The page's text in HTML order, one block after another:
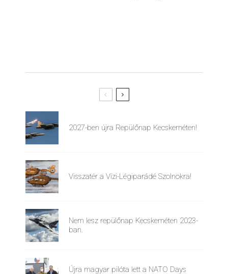
2027-ben újra Repülőnap Kecskeméten!
Visszatér a Vízi-Légiparádé Szolnokra!
Nem lesz repülőnap Kecskeméten 2023-
ban.
Újra magyar pilóta lett a NATO Days